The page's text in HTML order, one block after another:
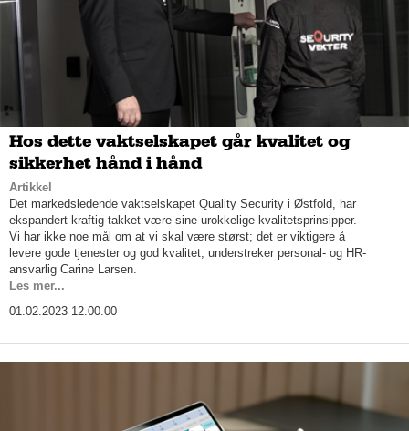
Hos dette vaktselskapet går kvalitet og
sikkerhet hånd i hånd
Artikkel
Det markedsledende vaktselskapet Quality Security i Østfold, har
ekspandert kraftig takket være sine urokkelige kvalitetsprinsipper. –
Vi har ikke noe mål om at vi skal være størst; det er viktigere å
levere gode tjenester og god kvalitet, understreker personal- og HR-
ansvarlig Carine Larsen.
Les mer...
01.02.2023 12.00.00